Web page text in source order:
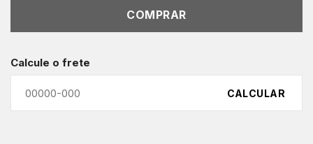
COMPRAR
Calcule o frete
CALCULAR